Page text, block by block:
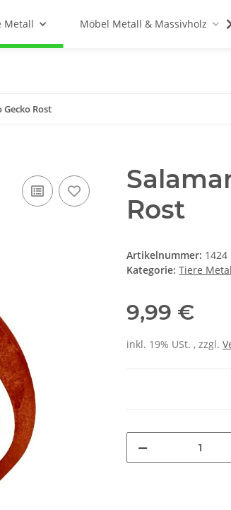
Metall Möbel Metall & Massivholz
Rost
Rost
Artikelnummer: 1424
Kategorie: Tiere
9,99 €
inkl. 19% USt. , zzgl.